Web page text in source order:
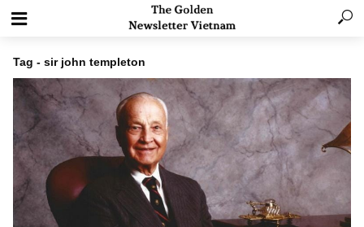
Tag - sir john templeton